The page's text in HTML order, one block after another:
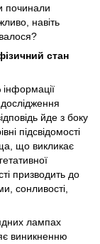
починали
навіть
стан
інформації
йде з боку
підсвідомості
що викликає
призводить до
сонливості,
лампах
виникненню